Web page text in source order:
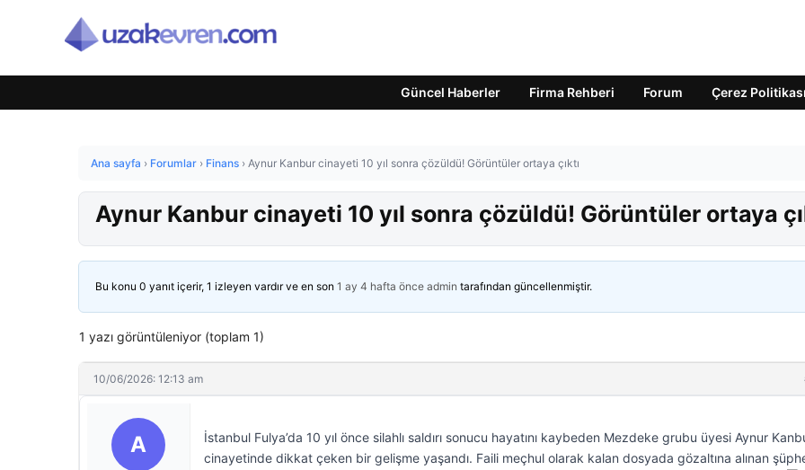
Güncel Haberler Firma Rehberi Forum Çerez Politikası
Ana sayfa › Forumlar › Finans › Aynur Kanbur cinayeti 10 yıl sonra çözüldü! Görüntüler ortaya çıktı
Aynur Kanbur cinayeti 10 yıl sonra çözüldü! Görüntüler ortaya
Bu konu 0 yanıt içerir, 1 izleyen vardır ve en son 1 ay 4 hafta önce admin tarafından güncellenmiştir.
1 yazı görüntüleniyor (toplam 1)
10/06/2026: 12:13 am
A
İstanbul Fulya’da 10 yıl önce silahlı saldırı sonucu hayatını kaybeden Mezdeke grubu üyesi Aynur
cinayetinde dikkat çeken bir gelişme yaşandı. Faili meçhul olarak kalan dosyada gözaltına alınan